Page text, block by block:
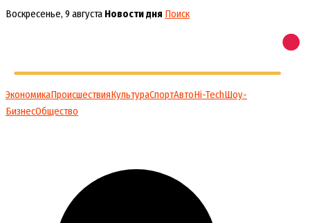
Перейти
Воскресенье, 9 августа Новости дня Поиск
ЭкономикаПроисшествияКультураСпортАвтоHi-TechШоу-
БизнесОбщество